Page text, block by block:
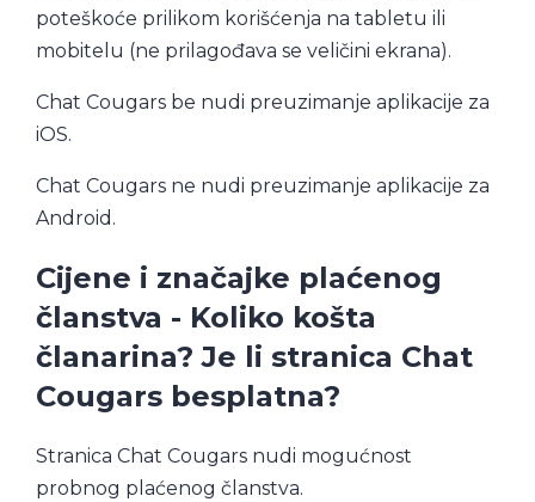
poteškoće prilikom korišćenja na tabletu ili
mobitelu (ne prilagođava se veličini ekrana).
Chat Cougars be nudi preuzimanje aplikacije za
iOS.
Chat Cougars ne nudi preuzimanje aplikacije za
Android.
Cijene i značajke plaćenog
članstva - Koliko košta
članarina? Je li stranica Chat
Cougars besplatna?
Stranica Chat Cougars nudi mogućnost
probnog plaćenog članstva.